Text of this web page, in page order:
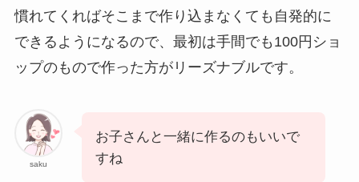
慣れてくればそこまで作り込まなくても自発的に
できるようになるので、最初は手間でも100円ショ
ップのもので作った方がリーズナブルです。
saku
お子さんと一緒に作るのもいいで
すね